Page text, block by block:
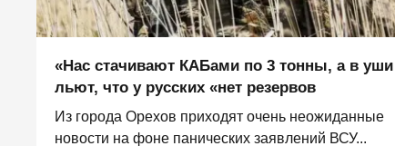
«Нас стачивают КАБами по 3 тонны, а в уши
льют, что у русских «нет резервов
Из города Орехов приходят очень неожиданные
новости на фоне панических заявлений ВСУ...